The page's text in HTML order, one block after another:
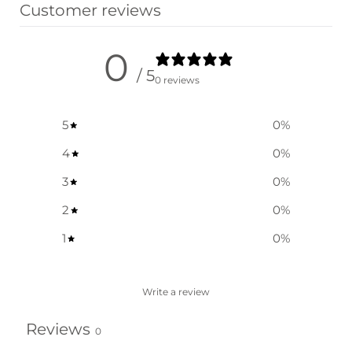
Customer reviews
0 / 50 reviews
5 0%
4
0%
3
0%
2
0%
1
0%
Write a review
Reviews 0